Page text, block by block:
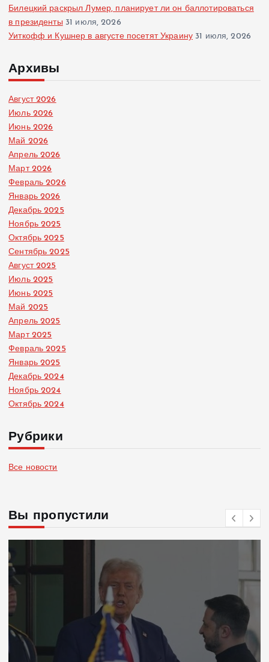
Билецкий раскрыл Лумер, планирует ли он баллотироваться
в президенты 31 июля, 2026
Уиткофф и Кушнер в августе посетят Украину 31 июля, 2026
Архивы
Август 2026
Июль 2026
Июнь 2026
Май 2026
Апрель 2026
Март 2026
Февраль 2026
Январь 2026
Декабрь 2025
Ноябрь 2025
Октябрь 2025
Сентябрь 2025
Август 2025
Июль 2025
Июнь 2025
Май 2025
Апрель 2025
Март 2025
Февраль 2025
Январь 2025
Декабрь 2024
Ноябрь 2024
Октябрь 2024
Рубрики
Все новости
Вы пропустили